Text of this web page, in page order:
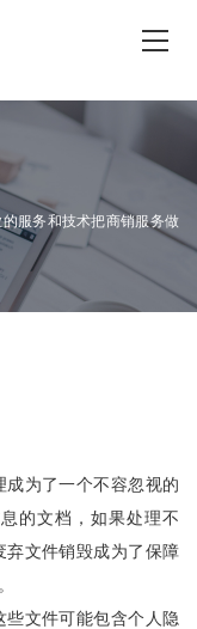
服务和技术把商销服务做
为了一个不容忽视的
的文档，如果处理不
弃文件销毁成为了保障
文件可能包含个人隐